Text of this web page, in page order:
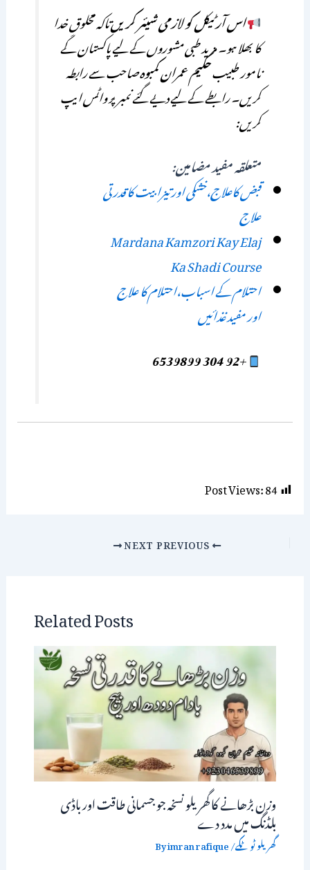
اس آرٹیکل کو لازمی شیئر کریںتاکہ مخلوقِ خدا
کا بھلا ہو۔ مزید طبی مشوروں کے لیے پاکستان کے
نامور طبیبحکیم عمران کمبوہصاحب سے رابطہ
کریں۔ رابطے کے لیے دیے گئے نمبر پر واٹس ایپ
کریں:
متعلقہ مفید مضامین:
قبض کاعلاج،خشکی اور تیزابیت کا قدرتی
علاج
Mardana Kamzori Kay Elaj
Ka Shadi Course
احتلام کے اسباب،احتلام کا علاج
اور مفید غذائیں
+92 304 6539899
Post Views:84
NEXT
Related Posts
وزن بڑھانے کا گھریلو نسخہ جو جسمانی طاقت اور باڈی
بلڈنگ میں مدد دے
گھریلو ٹوٹکے/ By
imran rafique